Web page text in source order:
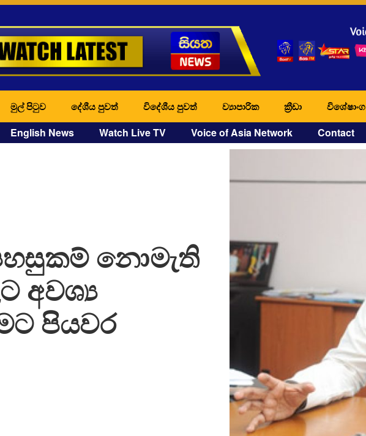
මුල් පිටුව දේශීය පුවත් විදේශීය පුවත් ව්‍යාපාරික ක්‍රීඩා විශේෂාංග
English News Watch Live TV Voice of Asia Network Contact
නොමැති
අවශ්‍ය
පියවර